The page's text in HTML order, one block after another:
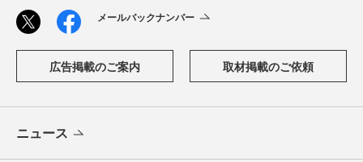
メールバックナンバー
広告掲載のご案内 取材掲載のご依頼
ニュース